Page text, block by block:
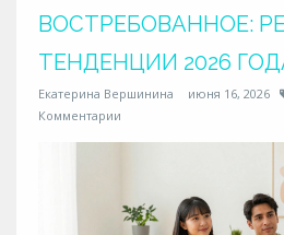
ВОСТРЕБОВАННОЕ:
ТЕНДЕНЦИИ 2026
Екатерина Вершинина июня 16, 2026
Комментарии